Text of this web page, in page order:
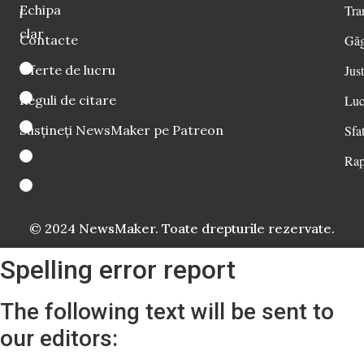
i
clar
Echipa
Contacte
Oferte de lucru
Reguli de citare
Susțineți NewsMaker pe Patreon
© 2024 NewsMaker. Toate drepturile rezervate.
Spelling error report
The following text will be sent to
our editors: